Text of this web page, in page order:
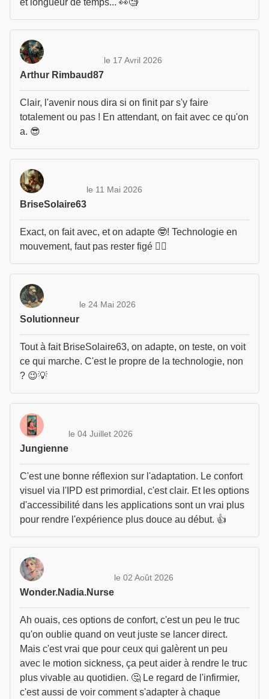
et longueur de temps... 👀🧐
Arthur Rimbaud87
le 17 Avril 2026
Clair, l'avenir nous dira si on finit par s'y faire
totalement ou pas ! En attendant, on fait avec ce qu'on
a. 😎
BriseSolaire63
le 11 Mai 2026
Exact, on fait avec, et on adapte 🤓! Technologie en
mouvement, faut pas rester figé 🤷‍♂️
Solutionneur
le 24 Mai 2026
Tout à fait BriseSolaire63, on adapte, on teste, on voit
ce qui marche. C'est le propre de la technologie, non
? 😉💡
Jungienne
le 04 Juillet 2026
C'est une bonne réflexion sur l'adaptation. Le confort
visuel via l'IPD est primordial, c'est clair. Et les options
d'accessibilité dans les applications sont un vrai plus
pour rendre l'expérience plus douce au début. 👍
Wonder.Nadia.Nurse
le 02 Août 2026
Ah ouais, ces options de confort, c'est un peu le truc
qu'on oublie quand on veut juste se lancer direct.
Mais c'est vrai que pour ceux qui galèrent un peu
avec le motion sickness, ça peut aider à rendre le truc
plus vivable au quotidien. 🤔 Le regard de l'infirmier,
c'est aussi de voir comment s'adapter à chaque